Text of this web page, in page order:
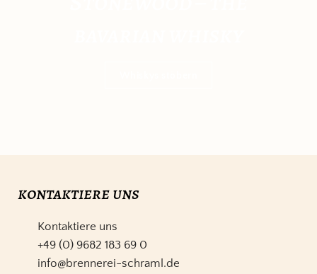
kontaktiere uns
Kontaktiere uns
+49 (0) 9682 183 69 0
info@brennerei-schraml.de